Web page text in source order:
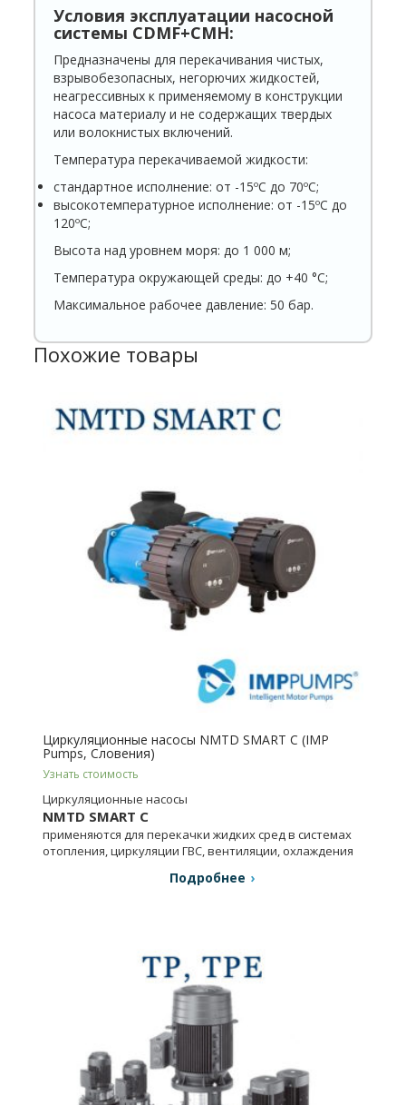
Условия эксплуатации насосной
системы CDMF+CMH:
Предназначены для перекачивания чистых,
взрывобезопасных, негорючих жидкостей,
неагрессивных к применяемому в конструкции
насоса материалу и не содержащих твердых
или волокнистых включений.
Температура перекачиваемой жидкости:
стандартное исполнение: от -15ºС до 70ºС;
высокотемпературное исполнение: от -15ºС до
120ºС;
Высота над уровнем моря: до 1 000 м;
Температура окружающей среды: до +40 °С;
Максимальное рабочее давление: 50 бар.
Похожие товары
Циркуляционные насосы NMTD SMART C (IMP
Pumps, Словения)
Узнать стоимость
Циркуляционные насосы
NMTD SMART C
применяются для перекачки жидких сред в системах
отопления, циркуляции ГВС, вентиляции, охлаждения
Подробнее